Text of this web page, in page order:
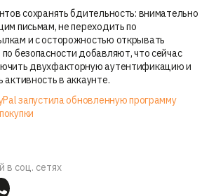
сохранять бдительность: внимательно
письмам, не переходить по
и с осторожностью открывать
безопасности добавляют, что сейчас
двухфакторную аутентификацию и
активность в аккаунте.
запустила обновленную программу
в соц. сетях